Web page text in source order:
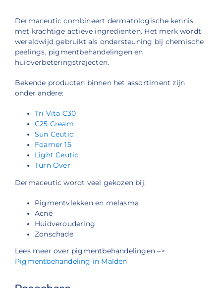
Dermaceutic combineert dermatologische kennis
met krachtige actieve ingrediënten. Het merk wordt
wereldwijd gebruikt als ondersteuning bij chemische
peelings, pigmentbehandelingen en
huidverbeteringstrajecten.
Bekende producten binnen het assortiment zijn
onder andere:
Tri Vita C30
C25 Cream
Sun Ceutic
Foamer 15
Light Ceutic
Turn Over
Dermaceutic wordt veel gekozen bij:
Pigmentvlekken en melasma
Acné
Huidveroudering
Zonschade
Lees meer over pigmentbehandelingen –>
Pigmentbehandeling in Malden